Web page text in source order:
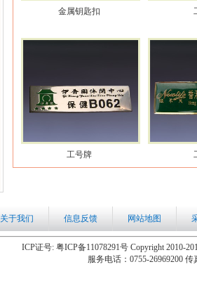
金属钥匙扣
工号牌
关于我们 信息反馈 网站地图
ICP证号: 粤ICP备11078291号 Copyright 2010-
服务电话：0755-26969200 传